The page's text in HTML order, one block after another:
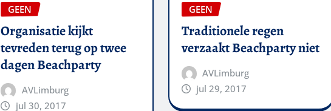
GEEN
Organisatie kijkt
tevreden terug op twee
dagen Beachparty
AVLimburg
jul 30, 2017
GEEN
Traditionele regen
verzaakt Beachparty niet
AVLimburg
jul 29, 2017